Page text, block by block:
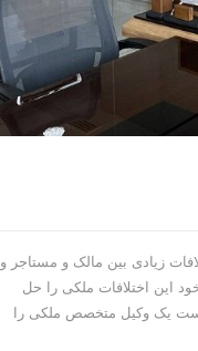
زیادی بین مالک و مستاجر و
این اختلافات ملکی را حل
است یک وکیل متخصص ملکی را